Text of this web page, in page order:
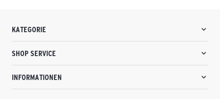
KATEGORIE
SHOP SERVICE
INFORMATIONEN